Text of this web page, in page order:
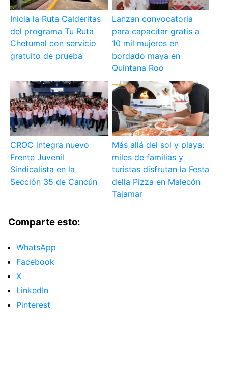
Inicia la Ruta Calderitas
del programa Tu Ruta
Chetumal con servicio
gratuito de prueba
Lanzan convocatoria
para capacitar gratis a
10 mil mujeres en
bordado maya en
Quintana Roo
CROC integra nuevo
Frente Juvenil
Sindicalista en la
Sección 35 de Cancún
Más allá del sol y playa:
miles de familias y
turistas disfrutan la Festa
della Pizza en Malecón
Tajamar
Comparte esto:
WhatsApp
Facebook
X
LinkedIn
Pinterest